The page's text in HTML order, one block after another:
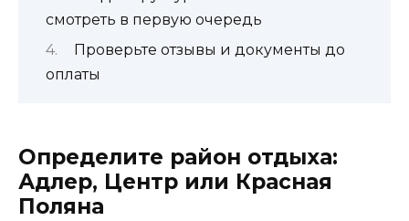
смотреть в первую очередь
Проверьте отзывы и документы до
оплаты
Определите район отдыха:
Адлер, Центр или Красная
Поляна